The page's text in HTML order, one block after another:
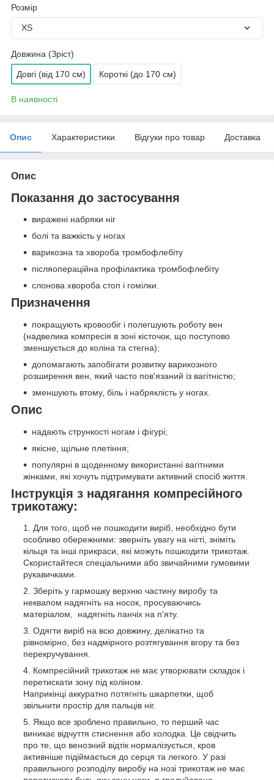
Розмір
XS
Довжина (Зріст)
Довгі (від 170 см) Короткі (до 170 см)
В наявності
Опис Характеристики Відгуки про товар Доставка
Опис
Показання до застосування
виражені набряки ніг
болі та важкість у ногах
варикозна та хвороба тромбофлебіту
післяопераційна профілактика тромбофлебіту
слонова хвороба стоп і гомілки.
Призначення
покращують кровообіг і полегшують роботу вен
(надвелика компресія в зоні кісточок, що поступово
зменшується до коліна та стегна);
допомагають запобігати розвитку варикозного
розширення вен, який часто пов'язаний із вагітністю;
зменшують втому, біль і набряклість у ногах.
Опис
надають стрункості ногам і фігурі;
якісне, щільне плетіння;
популярні в щоденному використанні вагітними
жінками, які хочуть підтримувати активний спосіб життя.
Інструкція з надягання компресійного
трикотажу:
Для того, щоб не пошкодити виріб, необхідно бути
особливо обережними: зверніть увагу на нігті, зніміть
кільця та інші прикраси, які можуть пошкодити трикотаж.
Скористайтеся спеціальними або звичайними гумовими
рукавичками.
Зберіть у гармошку верхню частину виробу та
неквапом надягніть на носок, просуваючись
матеріалом, надягніть панчіх на п'яту.
Одягти виріб на всю довжину, делікатно та
рівномірно, без надмірного розтягування вгору та без
перекручування.
Компресійний трикотаж не має утворювати складок і
перетискати зону під коліном.
Наприкінці аккуратно потягніть шкарпетки, щоб
звільнити простір для пальців ніг.
Якщо все зроблено правильно, то перший час
виникає відчуття стиснення або холодка. Це свідчить
про те, що венозний відтік нормалізується, кров
активніше підіймається до серця та легкого. У разі
правильного розподілу виробу на нозі трикотаж не має